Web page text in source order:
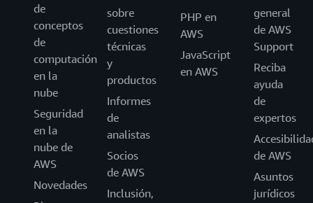
de
conceptos
de
computación
en la
nube
Seguridad
en la
nube de
AWS
Novedades
sobre
cuestiones
técnicas
y
productos
Informes
de
analistas
Socios
de AWS
Inclusión,
PHP en
AWS
JavaScript
en AWS
general
de AWS
Support
Reciba
ayuda
de
expertos
de AWS
Asuntos
jurídicos